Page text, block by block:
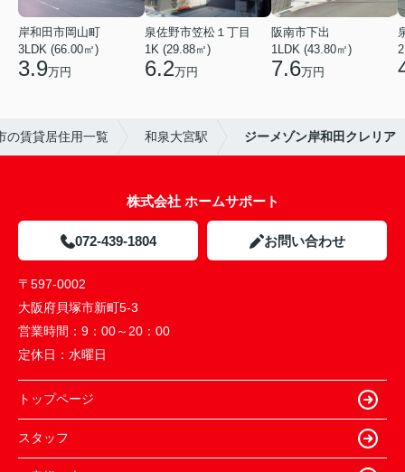
岸和田市岡山町
3LDK (66.00㎡)
3.9万円
泉佐野市笠松１丁目
1K (29.88㎡)
6.2万円
阪南市下出
1LDK (43.80㎡)
7.6万円
の賃貸居住用一覧 和泉大宮駅 ジーメゾン岸和田クレリア
株式会社 ホームサポート
072-439-1804 お問い合わせ
〒597-0002
大阪府貝塚市新町5-3
営業時間： 9：00～20：00
定休日： 水曜日
トップページ
スタッフ